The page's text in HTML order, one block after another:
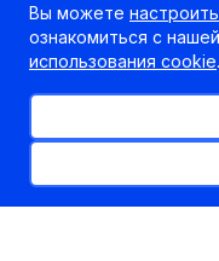
Вы можете
ознакомиться с нашей
использования cookie.